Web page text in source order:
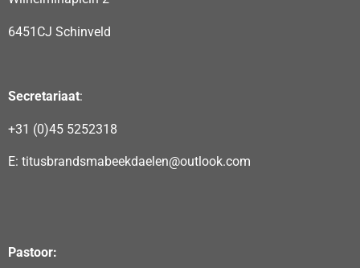
6451CJ Schinveld
Secretariaat:
+31 (0)45 5252318
E: titusbrandsmabeekdaelen@outlook.com
Pastoor: